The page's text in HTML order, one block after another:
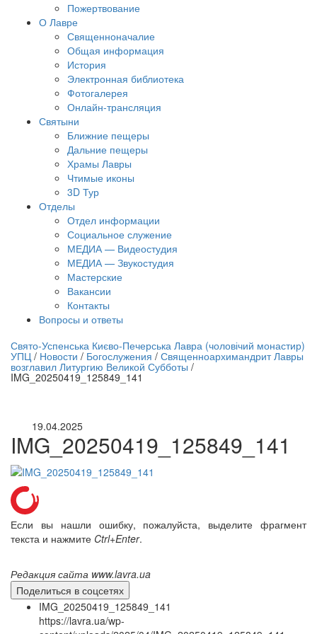
Пожертвование
О Лавре
Священноначалие
Общая информация
История
Электронная библиотека
Фотогалерея
Онлайн-трансляция
Святыни
Ближние пещеры
Дальние пещеры
Храмы Лавры
Чтимые иконы
3D Тур
Отделы
Отдел информации
Социальное служение
МЕДИА — Видеостудия
МЕДИА — Звукостудия
Мастерские
Вакансии
Контакты
Вопросы и ответы
трансляция | 12 сентября
трансляции
Свято-Успенська Києво-Печерська Лавра (чоловічий монастир)
УПЦ / Новости / Богослужения / Священноархимандрит Лавры
возглавил Литургию Великой Субботы /
IMG_20250419_125849_141
19.04.2025
IMG_20250419_125849_141
Если вы нашли ошибку, пожалуйста, выделите фрагмент
текста и нажмите Ctrl+Enter.
Редакция сайта www.lavra.ua
Поделиться в соцсетях
IMG_20250419_125849_141
https://lavra.ua/wp-